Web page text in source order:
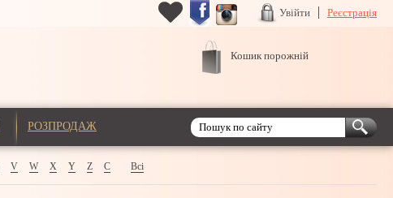
Увійти Реєстрація
Кошик порожній
РОЗПРОДАЖ
V W X Y Z С Всі